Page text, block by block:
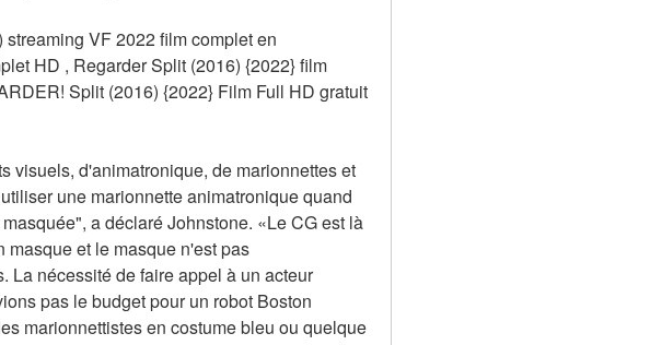
VF 2022 film complet en
HD , Regarder Split (2016) {2022} film
Split (2016) {2022} Film Full HD gratuit
visuels, d'animatronique, de marionnettes et
une marionnette animatronique quand
a déclaré Johnstone. «Le CG est là
et le masque n'est pas
La nécessité de faire appel à un acteur
pas le budget pour un robot Boston
marionnettistes en costume bleu ou quelque